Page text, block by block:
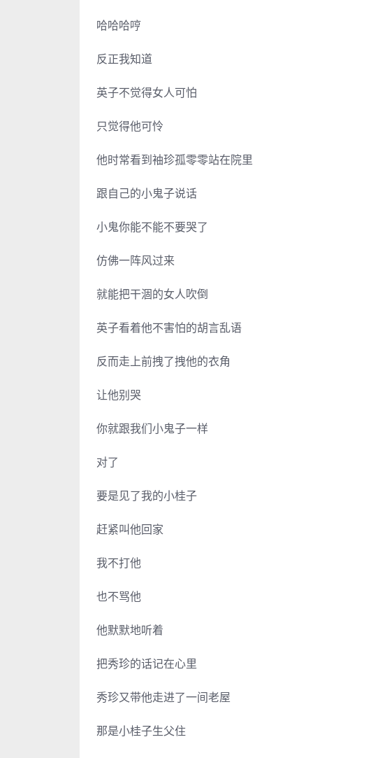
哈哈哈哼
反正我知道
英子不觉得女人可怕
只觉得他可怜
他时常看到袖珍孤零零站在院里
跟自己的小鬼子说话
小鬼你能不能不要哭了
仿佛一阵风过来
就能把干涸的女人吹倒
英子看着他不害怕的胡言乱语
反而走上前拽了拽他的衣角
让他别哭
你就跟我们小鬼子一样
对了
要是见了我的小桂子
赶紧叫他回家
我不打他
也不骂他
他默默地听着
把秀珍的话记在心里
秀珍又带他走进了一间老屋
那是小桂子生父住